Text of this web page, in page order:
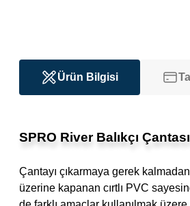
Ürün Bilgisi
SPRO River Balıkçı Çantası
Çantayı çıkarmaya gerek
üzerine kapanan cırtlı PVC